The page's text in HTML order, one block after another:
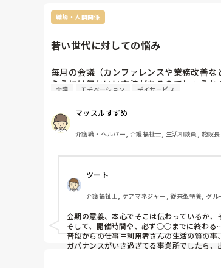
職場・人間関係
若い世代に対しての悩み
毎月の会議（カンファレンスや業務改善
らうには何かいい方法があるのでしょうか
会議 モチベーション デイサービス
マッスルすずめ
介護職・ヘルパー, 介護福祉士, 生活相談員, 施設
ツート
介護福祉士, ケアマネジャー, 従来型特養, グ
会期の意義、本心でそこは伝わっているか
そして、開催時間や、必ず○○までに終わる
普段からの仕事＝利用者さんの生活の質の
ガバナンスがいき過ぎてる事業所でしたら